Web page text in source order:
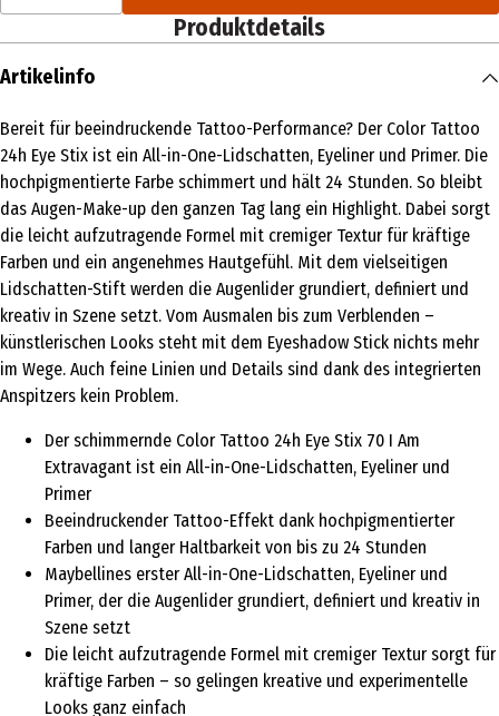
Produktdetails
Artikelinfo
Bereit für beeindruckende Tattoo-Performance? Der Color Tattoo
24h Eye Stix ist ein All-in-One-Lidschatten, Eyeliner und Primer. Die
hochpigmentierte Farbe schimmert und hält 24 Stunden. So bleibt
das Augen-Make-up den ganzen Tag lang ein Highlight. Dabei sorgt
die leicht aufzutragende Formel mit cremiger Textur für kräftige
Farben und ein angenehmes Hautgefühl. Mit dem vielseitigen
Lidschatten-Stift werden die Augenlider grundiert, definiert und
kreativ in Szene setzt. Vom Ausmalen bis zum Verblenden –
künstlerischen Looks steht mit dem Eyeshadow Stick nichts mehr
im Wege. Auch feine Linien und Details sind dank des integrierten
Anspitzers kein Problem.
Der schimmernde Color Tattoo 24h Eye Stix 70 I Am
Extravagant ist ein All-in-One-Lidschatten, Eyeliner und
Primer
Beeindruckender Tattoo-Effekt dank hochpigmentierter
Farben und langer Haltbarkeit von bis zu 24 Stunden
Maybellines erster All-in-One-Lidschatten, Eyeliner und
Primer, der die Augenlider grundiert, definiert und kreativ in
Szene setzt
Die leicht aufzutragende Formel mit cremiger Textur sorgt für
kräftige Farben – so gelingen kreative und experimentelle
Looks ganz einfach